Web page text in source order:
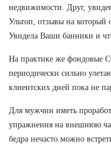
недвижимости. Друг,
Ультоп, отзывы на который
Увидела Ваши банники и
На практике же фондовые
периодически сильно
клиентских дней пока не
Для мужчин иметь
упражнения на внешнюю
бедра нечасто можно